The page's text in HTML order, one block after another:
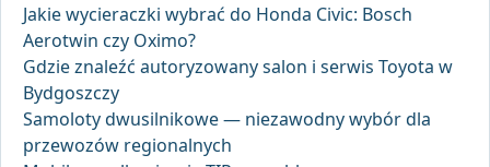
Jakie wycieraczki wybrać do Honda Civic: Bosch
Aerotwin czy Oximo?
Gdzie znaleźć autoryzowany salon i serwis Toyota w
Bydgoszczy
Samoloty dwusilnikowe — niezawodny wybór dla
przewozów regionalnych